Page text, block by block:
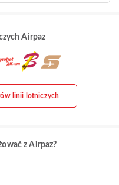
Airpaz
linii lotniczych
z Airpaz?